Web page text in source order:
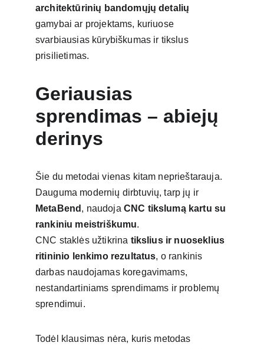
architektūrinių bandomųjų detalių
gamybai ar projektams, kuriuose
svarbiausias kūrybiškumas ir tikslus
prisilietimas.
Geriausias
sprendimas – abiejų
derinys
Šie du metodai vienas kitam neprieštarauja.
Dauguma modernių dirbtuvių, tarp jų ir
MetaBend , naudoja CNC tikslumą kartu su
rankiniu meistriškumu.
CNC staklės užtikrina tikslius ir nuoseklius
ritininio lenkimo rezultatus, o rankinis
darbas naudojamas koregavimams,
nestandartiniams sprendimams ir problemų
sprendimui.
Todėl klausimas nėra, kuris metodas